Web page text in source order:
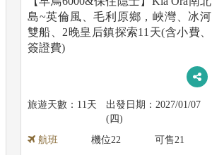
島~英倫風、毛利原鄉，峽灣、冰河
雙船、2晚皇后鎮探索11天(含小費、
簽證費)
11天
2027/01/07
(四)
航班
機位22 可售21